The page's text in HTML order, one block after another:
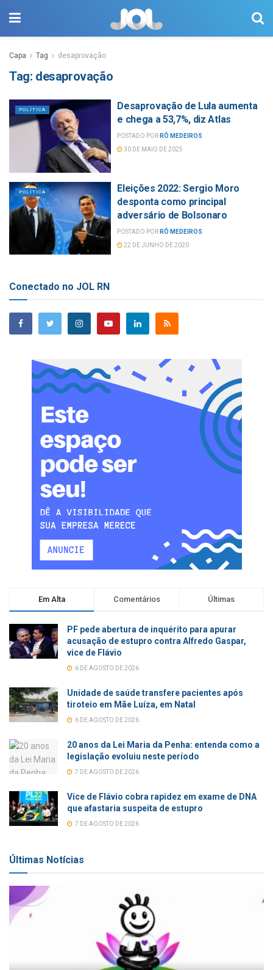
Capa Tag desaprovação
Tag: desaprovação
POLÍTICA
Desaprovação de Lula aumenta
e chega a 53,7%, diz Atlas
POSTADO POR RÔ MEDEIROS
30 DE MAIO DE 2025
POLÍTICA
Eleições 2022: Sergio Moro
desponta como principal
adversário de Bolsonaro
POSTADO POR RÔ MEDEIROS
22 DE JUNHO DE 2020
Conectado no JOL RN
Em Alta Comentários Últimas
PF pede abertura de inquérito para apurar
acusação de estupro contra Alfredo Gaspar,
vice de Flávio
6 DE AGOSTO DE 2026
Unidade de saúde transfere pacientes após
tiroteio em Mãe Luíza, em Natal
6 DE AGOSTO DE 2026
20 anos da Lei Maria da Penha: entenda como a
legislação evoluiu neste período
7 DE AGOSTO DE 2026
Vice de Flávio cobra rapidez em exame de DNA
que afastaria suspeita de estupro
7 DE AGOSTO DE 2026
Últimas Notícias